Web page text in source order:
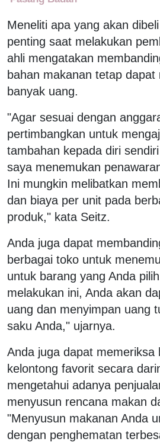
Meneliti apa yang akan
penting saat melakukan
ahli mengatakan
bahan makanan tetap dapat
banyak uang.
"Agar sesuai dengan
pertimbangkan untuk
tambahan kepada diri
saya menemukan
Ini mungkin melibatkan
dan biaya per unit pada
produk," kata Seitz.
Anda juga dapat
berbagai toko untuk
untuk barang yang Anda
melakukan ini, Anda akan
uang dan menyimpan uang
saku Anda," ujarnya.
Anda juga dapat memeriksa
kelontong favorit secara
mengetahui adanya
menyusun rencana makan
"Menyusun makanan Anda
dengan penghematan